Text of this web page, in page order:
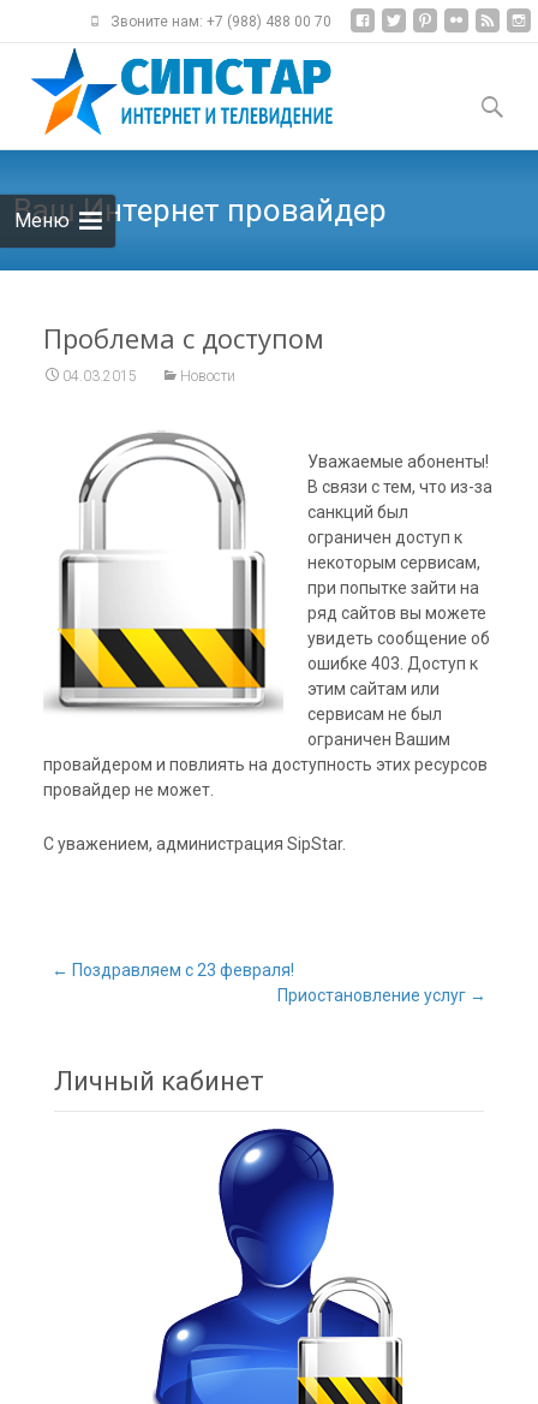
Звоните нам: +7 (988) 488 00 70
Меню
Найти:
Ваш Интернет провайдер
Проблема с доступом
04.03.2015 Новости
Уважаемые абоненты!
В связи с тем, что из-за
санкций был
ограничен доступ к
некоторым сервисам,
при попытке зайти на
ряд сайтов вы можете
увидеть сообщение об
ошибке 403. Доступ к
этим сайтам или
сервисам не был
ограничен Вашим
провайдером и повлиять на доступность этих ресурсов
провайдер не может.
С уважением, администрация SipStar.
← Поздравляем с 23 февраля!
Приостановление услуг →
Личный кабинет